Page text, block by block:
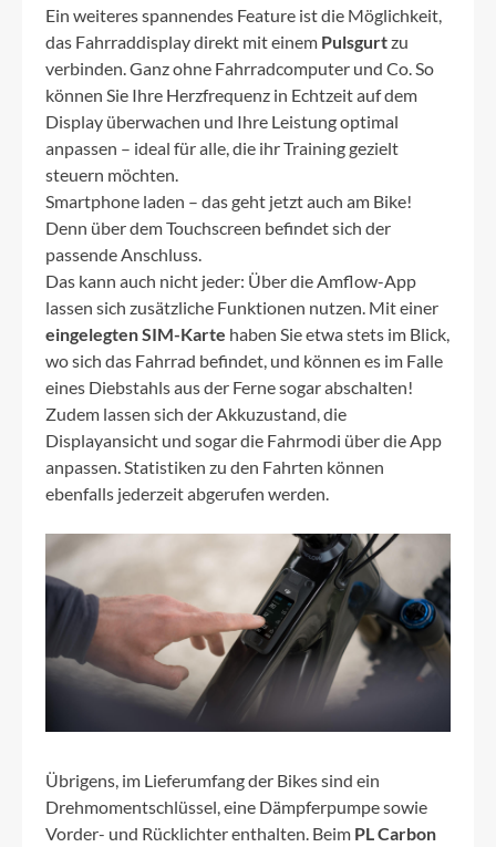
Ein weiteres spannendes Feature ist die Möglichkeit,
das Fahrraddisplay direkt mit einem Pulsgurtzu
verbinden. Ganz ohne Fahrradcomputer und Co. So
können Sie Ihre Herzfrequenz in Echtzeit auf dem
Display überwachen und Ihre Leistung optimal
anpassen – ideal für alle, die ihr Training gezielt
steuern möchten.
Smartphone laden – das geht jetzt auch am Bike!
Denn über dem Touchscreen befindet sich der
passende Anschluss.
Das kann auch nicht jeder: Über die Amflow-App
lassen sich zusätzliche Funktionen nutzen. Mit einer
eingelegten SIM-Karte haben Sie etwa stets im Blick,
wo sich das Fahrrad befindet, und können es im Falle
eines Diebstahls aus der Ferne sogar abschalten!
Zudem lassen sich der Akkuzustand, die
Displayansicht und sogar die Fahrmodi über die App
anpassen. Statistiken zu den Fahrten können
ebenfalls jederzeit abgerufen werden.
Übrigens, im Lieferumfang der Bikes sind ein
Drehmomentschlüssel, eine Dämpferpumpe sowie
Vorder- und Rücklichter enthalten. Beim PL Carbon